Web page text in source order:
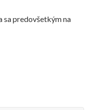
sa predovšetkým na